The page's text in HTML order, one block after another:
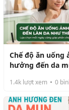
Chế độ ăn uống
hưởng đến da
1.4k lượt xem 0